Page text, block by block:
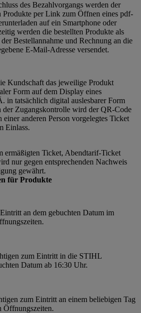
des Bezahlvorgangs werden der
Produkte per Link zum Öffnen eines pdf-
auf ein Smartphone oder
werden die bestellten Produkte als
Bestellannahme und Rechnung an die
E-Mail-Adresse versendet.
Kundschaft das jeweilige Produkt
Form auf dem Display eines
in tatsächlich digital auslesbarer Form
der Zugangskontrolle wird der QR-Code
anderen Person vorgelegtes Ticket
Einlass.
ermäßigten Ticket, Abendtarif-Ticket
nur gegen entsprechenden Nachweis
gewährt.
für Produkte
an dem gebuchten Datum im
zum Eintritt in die STIHL
Datum ab 16:30 Uhr.
zum Eintritt an einem beliebigen Tag
Öffnungszeiten.